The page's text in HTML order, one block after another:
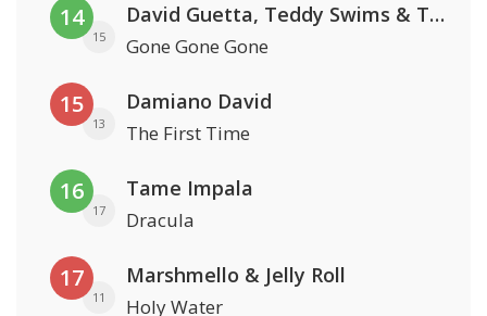
14
15
David Guetta, Teddy Swims & Tones And I
Gone Gone Gone
15
13
Damiano David
The First Time
16
17
Tame Impala
Dracula
17
11
Marshmello & Jelly Roll
Holy Water